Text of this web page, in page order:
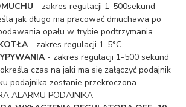
- zakres regulacji 1-500sekund -
jak długo ma pracować dmuchawa po
opału w trybie podtrzymania
- zakres regulacji 1-5°C
- zakres regulacji 1-500 sekund
czas na jaki ma się załączyć podajnik
podajnika zostanie przekroczona
ALARMU PODAJNIKA